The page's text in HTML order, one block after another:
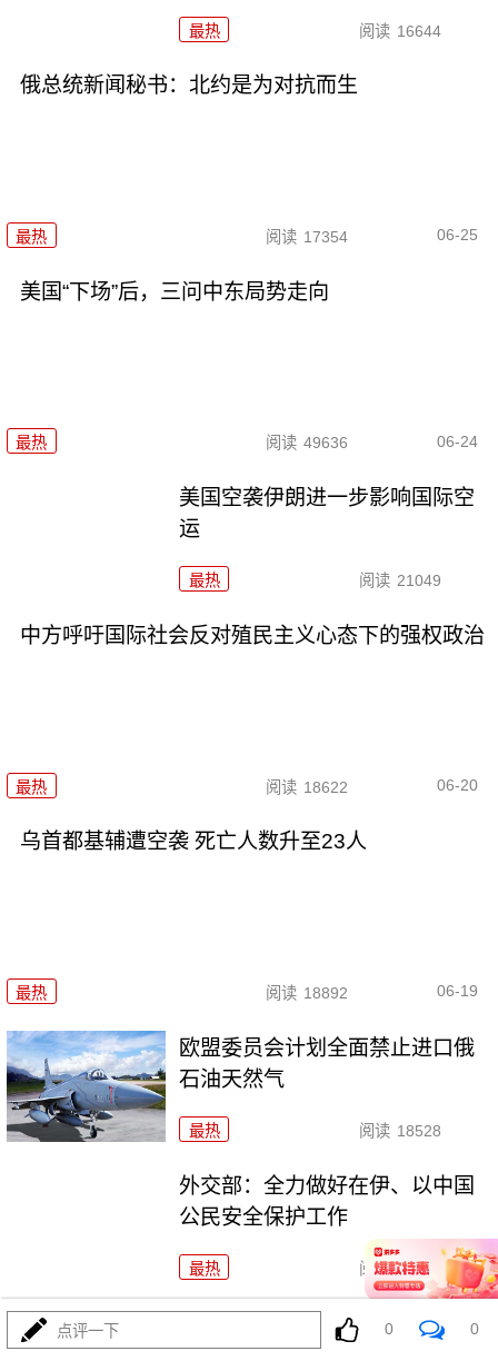
最热 阅读 16644
俄总统新闻秘书：北约是为对抗而生
最热 阅读 17354 06-25
美国“下场”后，三问中东局势走向
最热 阅读 49636 06-24
美国空袭伊朗进一步影响国际空
运
最热 阅读 21049
中方呼吁国际社会反对殖民主义心态下的强权政治
最热 阅读 18622 06-20
乌首都基辅遭空袭 死亡人数升至23人
最热 阅读 18892 06-19
欧盟委员会计划全面禁止进口俄
石油天然气
最热 阅读 18528
外交部：全力做好在伊、以中国
公民安全保护工作
最热 阅读 19033
俄乌再次换俘
点评一下 0 0